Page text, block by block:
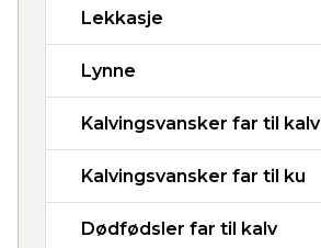
Lekkasje
Lynne
Kalvingsvansker far til kalv
Kalvingsvansker far til ku
Dødfødsler far til kalv